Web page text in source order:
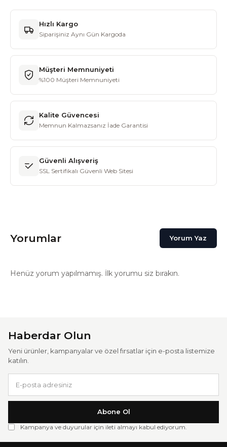
Hızlı Kargo
Siparişiniz Aynı Gün Kargoda
Müşteri Memnuniyeti
%100 Müşteri Memnuniyeti
Kalite Güvencesi
Memnun Kalmazsanız İade Garantisi
Güvenli Alışveriş
SSL Sertifikalı Güvenli Web Sitesi
Yorumlar Yorum Yaz
Henüz yorum yapılmamış. İlk yorumu siz bırakın.
Haberdar Olun
Yeni ürünler, kampanyalar ve özel fırsatlar için e-posta listemize
katılın.
Abone Ol
Kampanya ve duyurular için ileti almayı kabul ediyorum.